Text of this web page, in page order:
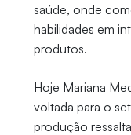
saúde, onde
habilidades em
produtos.
Hoje Mariana
voltada para o
produção